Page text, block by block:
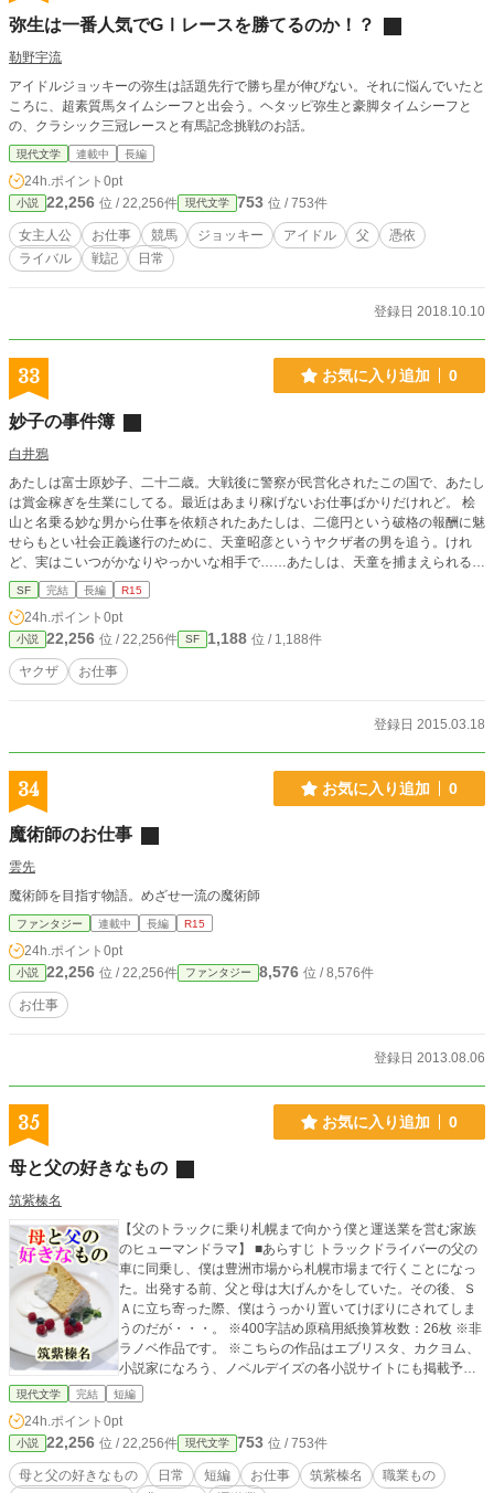
弥生は一番人気でGⅠレースを勝てるのか！？
勒野宇流
アイドルジョッキーの弥生は話題先行で勝ち星が伸びない。それに悩んでいたと
ころに、超素質馬タイムシーフと出会う。ヘタッピ弥生と豪脚タイムシーフと
の、クラシック三冠レースと有馬記念挑戦のお話。
現代文学 連載中 長編
24h.ポイント 0pt
小説 22,256 位 / 22,256件 現代文学 753 位 / 753件
女主人公 お仕事 競馬 ジョッキー アイドル 父
憑依
ライバル
戦記 日常
登録日 2018.10.10
33 お気に入り追加 0
妙子の事件簿
白井鴉
あたしは富士原妙子、二十二歳。大戦後に警察が民営化されたこの国で、あたし
は賞金稼ぎを生業にしてる。最近はあまり稼げないお仕事ばかりだけれど。 桧
山と名乗る妙な男から仕事を依頼されたあたしは、二億円という破格の報酬に魅
せらもとい社会正義遂行のために、天童昭彦というヤクザ者の男を追う。けれ
ど、実はこいつがかなりやっかいな相手で……あたしは、天童を捕まえられるん
だろうか？ 楽しく読めるようにしましたが、残酷な描写もありますので、苦手
な方はご注意ください。
SF 完結 長編 R15
24h.ポイント 0pt
小説 22,256 位 / 22,256件 SF 1,188 位 / 1,188件
ヤクザ お仕事
登録日 2015.03.18
34 お気に入り追加 0
魔術師のお仕事
雲先
魔術師を目指す物語。めざせ一流の魔術師
ファンタジー 連載中 長編 R15
24h.ポイント 0pt
小説 22,256 位 / 22,256件 ファンタジー 8,576 位 / 8,576件
お仕事
登録日 2013.08.06
35 お気に入り追加 0
母と父の好きなもの
筑紫榛名
【父のトラックに乗り札幌まで向かう僕と運送業を営む家族
のヒューマンドラマ】 ■あらすじ トラックドライバーの父の
車に同乗し、僕は豊洲市場から札幌市場まで行くことになっ
た。出発する前、父と母は大げんかをしていた。その後、Ｓ
Ａに立ち寄った際、僕はうっかり置いてけぼりにされてしま
うのだが・・・。 ※400字詰め原稿用紙換算枚数：26枚 ※非
ラノベ作品です。 ※こちらの作品はエブリスタ、カクヨム、
小説家になろう、ノベルデイズの各小説サイトにも掲載予定
です。
現代文学 完結 短編
24h.ポイント 0pt
小説 22,256 位 / 22,256件 現代文学 753 位 / 753件
母と父の好きなもの 日常 短編 お仕事 筑紫榛名
職業もの